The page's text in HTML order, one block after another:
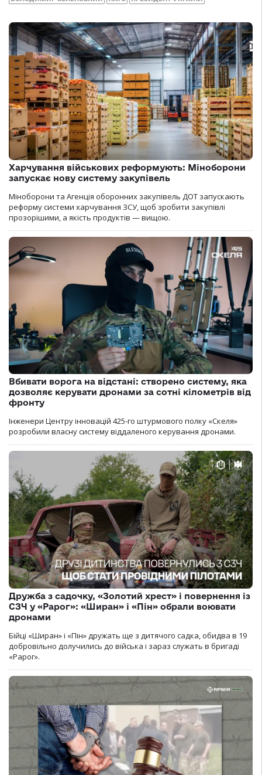
Харчування військових реформують: Міноборони
запускає нову систему закупівель
Міноборони та Агенція оборонних закупівель ДОТ запускають
реформу системи харчування ЗСУ, щоб зробити закупівлі
прозорішими, а якість продуктів — вищою.
Вбивати ворога на відстані: створено систему, яка
дозволяє керувати дронами за сотні кілометрів від
фронту
Інженери Центру інновацій 425-го штурмового полку «Скеля»
розробили власну систему віддаленого керування дронами.
Дружба з садочку, «Золотий хрест» і повернення із
СЗЧ у «Рарог»: «Ширан» і «Пін» обрали воювати
дронами
Бійці «Ширан» і «Пін» дружать ще з дитячого садка, обидва в 19
добровільно долучились до війська і зараз служать в бригаді
«Рарог».